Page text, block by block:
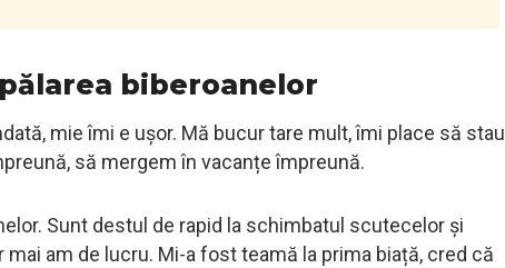
biberoanelor
mie îmi e ușor. Mă bucur tare mult, îmi place să stau
să mergem în vacanțe împreună.
Sunt destul de rapid la schimbatul scutecelor și
mai am de lucru. Mi-a fost teamă la prima biață, cred că